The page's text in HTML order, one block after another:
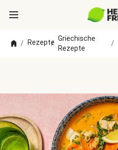
/ Rezepte
/
Griechische
Rezepte
/